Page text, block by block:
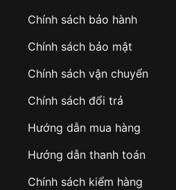
toán khi nhận hàng hoặc
hàng nhanh chóng
hủy đơn không mong
Chính sách bảo hành
Chính sách bảo mật
Chính sách vận chuyển
Chính sách đổi trả
Hướng dẫn mua hàng
Hướng dẫn thanh toán
Chính sách kiểm hàng